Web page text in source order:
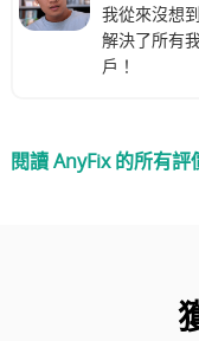
我從來沒想
解決了所有
戶！
閱讀 AnyFix 的所有評